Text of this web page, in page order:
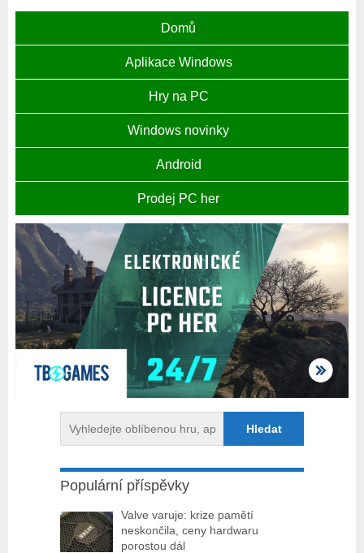
Domů
Aplikace Windows
Hry na PC
Windows novinky
Android
Prodej PC her
Populární příspěvky
Valve varuje: krize pamětí
neskončila, ceny hardwaru
porostou dál